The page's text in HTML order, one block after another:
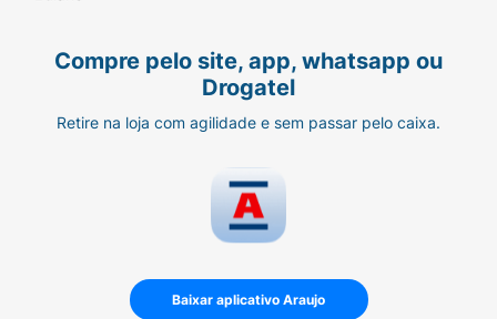
Compre pelo site, app, whatsapp ou
Drogatel
Retire na loja com agilidade e sem passar pelo caixa.
Baixar aplicativo Araujo